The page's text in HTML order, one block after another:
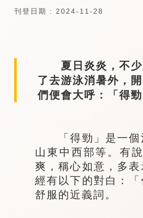
刊登日期 : 2024-11-28
夏日炎炎，不少
了去游泳消暑外，
們便會大呼：「得勁
「得勁」是一個流
山東中西部等。有
爽，稱心如意，多
經有以下的對白：
舒服的近義詞。